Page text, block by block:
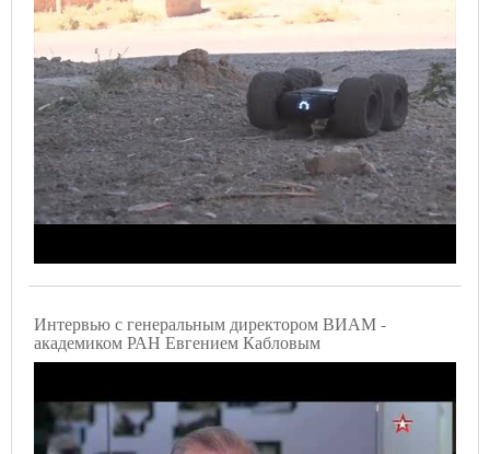
Интервью с генеральным директором ВИАМ -
академиком РАН Евгением Кабловым